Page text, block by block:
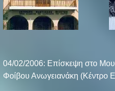
04/02/2006: Επίσκεψη στο
Φοίβου Ανωγειανάκη (Κέντρο